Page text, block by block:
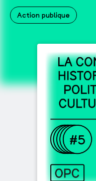
Action publique